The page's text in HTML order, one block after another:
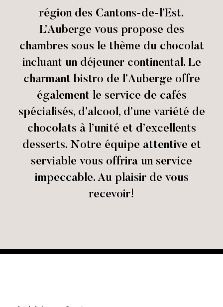
région des Cantons-de-l’Est.
L’Auberge vous propose des
chambres sous le thème du chocolat
incluant un déjeuner continental. Le
charmant bistro de l’Auberge offre
également le service de cafés
spécialisés, d’alcool, d’une variété de
chocolats à l’unité et d’excellents
desserts. Notre équipe attentive et
serviable vous offrira un service
impeccable. Au plaisir de vous
recevoir!